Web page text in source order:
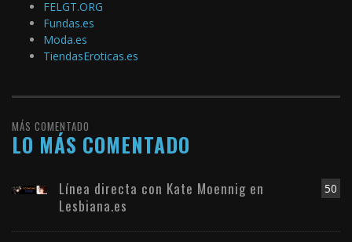
FELGT.ORG
Fundas.es
Moda.es
TiendasEroticas.es
MÁS COMENTADO
LO MÁS COMENTADO
50
Línea directa con Kate Moennig en
Lesbiana.es